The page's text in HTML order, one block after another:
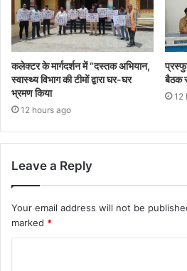
कलेक्टर के मार्गदर्शन में “दस्तक अभियान,‌
स्वास्थ्य विभाग की टीमों द्वारा घर-घर
भ्रमण किया
12 hours ago
बैठक
12
Leave a Reply
Your email address will not be
marked *